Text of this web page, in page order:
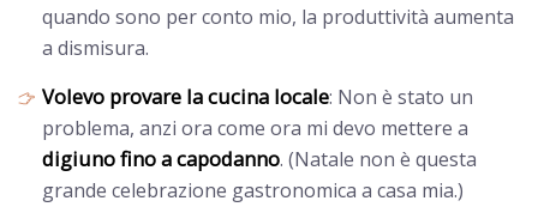
quando sono per conto mio, la produttività aumenta
a dismisura.
Volevo provare la cucina locale: Non è stato un
problema, anzi ora come ora mi devo mettere a
digiuno fino a capodanno. (Natale non è questa
grande celebrazione gastronomica a casa mia.)